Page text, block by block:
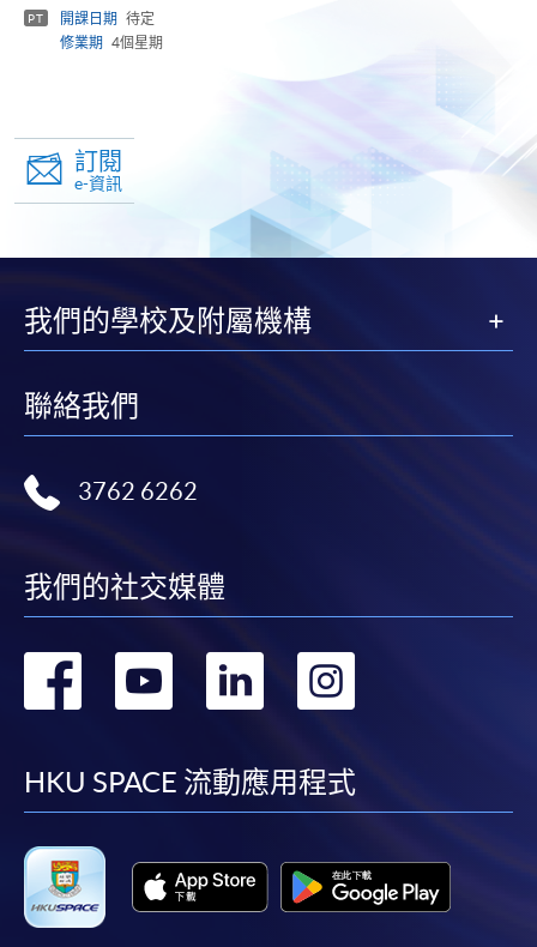
PT 開課日期
待定
修業期
4個星期
訂閱
e-資訊
我們的學校及附屬機構
聯絡我們
3762 6262
我們的社交媒體
轉
facebook
轉
youtube
轉
linkedin
轉
HKU SPACE 流動應用程式